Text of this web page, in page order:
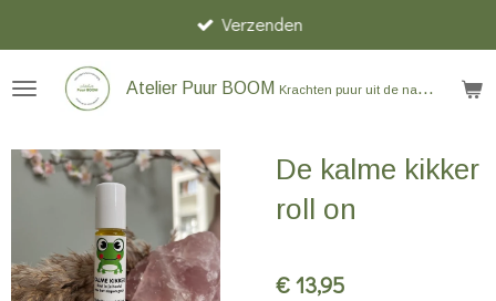
direct
naar
hoofdinhoud
Atelier Puur BOOM Krachten puur uit de natuur
Verzenden
De kalme kikker
roll on
€ 13,95